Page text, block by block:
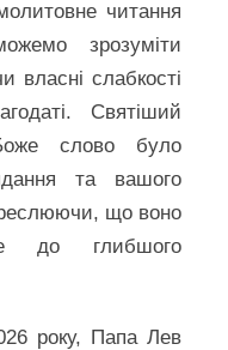
читання
зрозуміти
власні слабкості
Святіший
слово було
та вашого
що воно
до глибшого
року, Папа Лев